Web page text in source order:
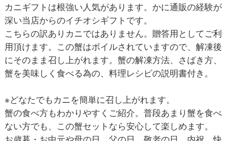
カニギフトは根強い人気があります。かに通販の経験が
深い当店からのイチオシギフトです。
こちらの訳ありカニではありません。贈答用としてご利
用頂けます。この蟹はボイルされていますので、解凍後
にそのまま召し上がれます。蟹の解凍方法、さばき方、
蟹を美味しく食べる為の、料理レシピの説明書付き。
※どなたでもカニを簡単に召し上がれます。
蟹の食べ方もわかりやすくご紹介。普段あまり蟹を食べ
ない方でも、この蟹セットなら安心して楽しめます。